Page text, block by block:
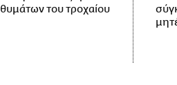
θυμάτων του τροχαίου